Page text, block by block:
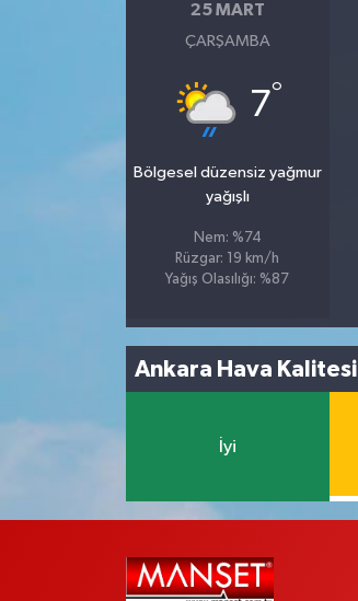
25 MART
ÇARŞAMBA
7°
Bölgesel düzensiz yağmur
yağışlı
Nem: %74
Rüzgar: 19 km/h
Yağış Olasılığı: %87
Ankara Hava Kalitesi
İyi